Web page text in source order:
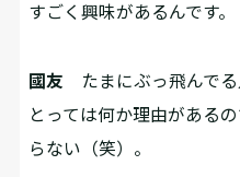
すごく興味があるんです。
國友 たまにぶっ飛んで
とっては何か理由がある
らない（笑）。